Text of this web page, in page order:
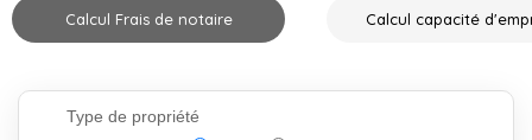
Calcul Frais de notaire Calcul capacité